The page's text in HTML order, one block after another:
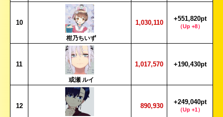
10
柑乃ちいず
1,030,110
+551,820pt
（Up +8）
11
或瀬 ルイ
1,017,570 +190,430pt
12 890,930
+249,040pt
（Up +1）